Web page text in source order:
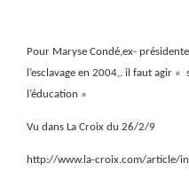
Pour Maryse Condé,ex-
l’esclavage en 2004,.
il faut agir «
l’éducation »
Vu dans La Croix du 26/2/9
http://www.la-croix.com/article/